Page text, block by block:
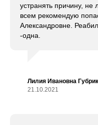
устранять причину, не
всем рекомендую
Александровне.
-одна.
Лилия Ивановна Губрик
21.10.2021